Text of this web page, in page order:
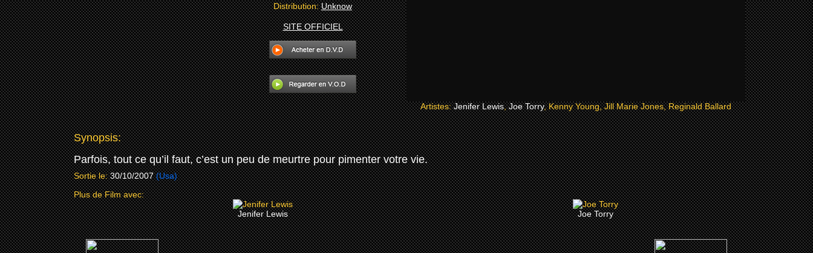
Distribution:Unknow
SITE OFFICIEL
Artistes:Jenifer Lewis,Joe Torry, Kenny Young, Jill Marie Jones, Reginald Ballard
Synopsis:
Parfois, tout ce qu’il faut, c’est un peu de meurtre pour pimenter votre vie.
Sortie le: 30/10/2007 (Usa)
Plus de Film avec:
Jenifer Lewis
Joe Torry